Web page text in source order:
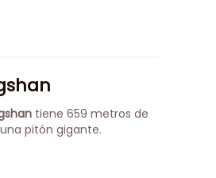
tiene 659 metros de
pitón gigante.